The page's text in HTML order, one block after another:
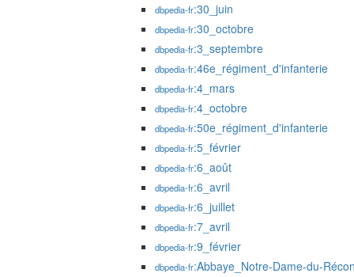
dbpedia-fr:30_juin
dbpedia-fr:30_octobre
dbpedia-fr:3_septembre
dbpedia-fr:46e_régiment_d'infanterie
dbpedia-fr:4_mars
dbpedia-fr:4_octobre
dbpedia-fr:50e_régiment_d'infanterie
dbpedia-fr:5_février
dbpedia-fr:6_août
dbpedia-fr:6_avril
dbpedia-fr:6_juillet
dbpedia-fr:7_avril
dbpedia-fr:9_février
dbpedia-fr:Abbaye_Notre-Dame-du-